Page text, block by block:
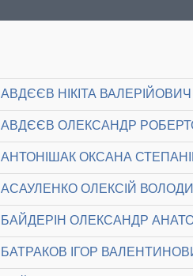
АВДЄЄВ НІКІТА ВАЛЕРІЙОВИЧ
АВДЄЄВ ОЛЕКСАНДР
АНТОНІШАК ОКСАНА
АСАУЛЕНКО ОЛЕКСІЙ
БАЙДЕРІН ОЛЕКСАНДР
БАТРАКОВ ІГОР